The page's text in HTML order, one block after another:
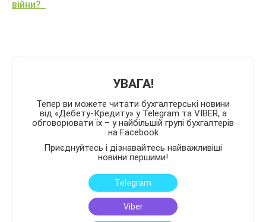
війни?
УВАГА!
Тепер ви можете читати бухгалтерські новини
від «Дебету-Кредиту» у Telegram та VIBER, а
обговорювати їх – у найбільшій групі бухгалтерів
на Facebook
Приєднуйтесь і дізнавайтесь найважливіші
новини першими!
Telegram
Viber